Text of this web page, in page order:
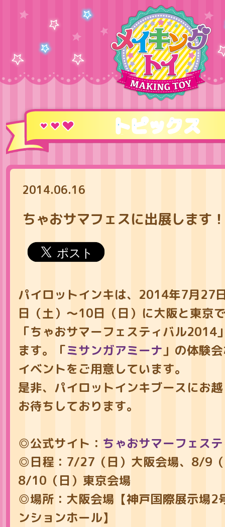
トピックス
2014.06.16
ちゃおサマフェスに出展します！
パイロットインキは、2014年7月27
日（土）〜10日（日）に大阪と東京
「ちゃおサマーフェスティバル2014
ます。「ミサンガアミーナ」の体験
イベントをご用意しています。
是非、パイロットインキブースにお
お待ちしております。
◎公式サイト： ちゃおサマーフェス
◎日程：7/27（日）大阪会場、8/9
8/10（日）東京会場
◎場所：大阪会場【神戸国際展示場2
ンションホール】